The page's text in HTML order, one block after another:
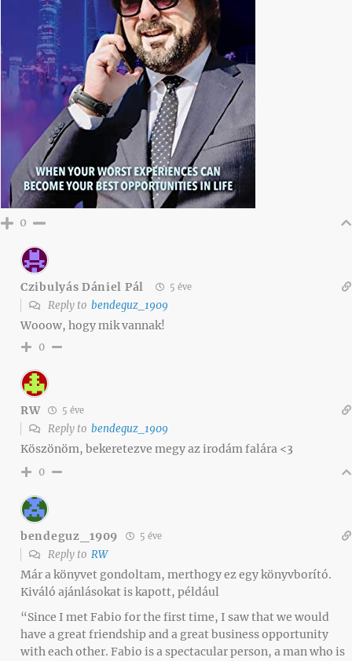
0
Czibulyás Dániel Pál 5 éve
Reply to bendeguz_1909
Wooow, hogy mik vannak!
0
RW 5 éve
Reply to bendeguz_1909
Köszönöm, bekeretezve megy az irodám falára <3
0
bendeguz_1909 5 éve
Reply to RW
Már a könyvet gondoltam, merthogy ez egy könyvborító.
Kiváló ajánlásokat is kapott, például
“Since I met Fabio for the first time, I saw that we would
have a great friendship and a great business opportunity
with each other. Fabio is a spectacular person, a man who is